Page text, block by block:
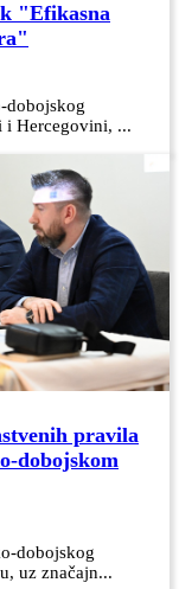
"Efikasna
dobojskog
i Hercegovini, ...
pravila
dobojskom
dobojskog
uz značajn...